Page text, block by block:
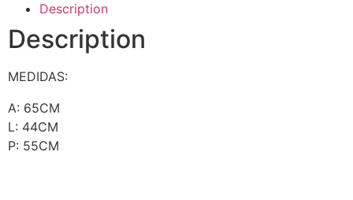
Description
Description
MEDIDAS:
A: 65CM
L: 44CM
P: 55CM